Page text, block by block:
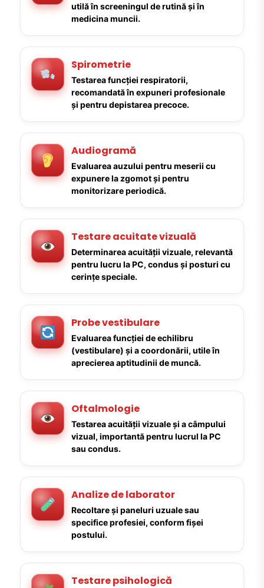
utilă în screeningul de rutină și în
medicina muncii.
Spirometrie
Testarea funcției respiratorii,
recomandată în expuneri profesionale
și pentru depistarea precoce.
Audiogramă
Evaluarea auzului pentru meserii cu
expunere la zgomot și pentru
monitorizare periodică.
Testare acuitate vizuală
Determinarea acuității vizuale, relevantă
pentru lucru la PC, condus și posturi cu
cerințe speciale.
Probe vestibulare
Evaluarea funcției de echilibru
(vestibulare) și a coordonării, utile în
aprecierea aptitudinii de muncă.
Oftalmologie
Testarea acuității vizuale și a câmpului
vizual, importantă pentru lucrul la PC
sau condus.
Analize de laborator
Recoltare și paneluri uzuale sau
specifice profesiei, conform fișei
postului.
Testare psihologică